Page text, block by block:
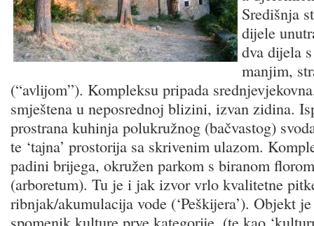
Središnja
dijele
dva dijela
manjim,
(“avlijom”). Kompleksu pripada
smještena u neposrednoj blizini, izvan zidina.
prostrana kuhinja polukružnog (bačvastog)
te ‘tajna’ prostorija sa skrivenim ulazom.
padini brijega, okružen parkom s biranom
(arboretum). Tu je i jak izvor vrlo kvalitetne
ribnjak/akumulacija vode (‘Peškijera’). Objekt
spomenik kulture prve kategorije, (te kao